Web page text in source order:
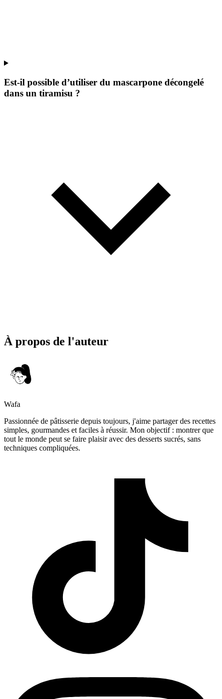
Est-il possible d’utiliser du mascarpone décongelé
dans un tiramisu ?
À propos de l'auteur
Wafa
Passionnée de pâtisserie depuis toujours, j'aime partager des recettes
simples, gourmandes et faciles à réussir. Mon objectif : montrer que
tout le monde peut se faire plaisir avec des desserts sucrés, sans
techniques compliquées.